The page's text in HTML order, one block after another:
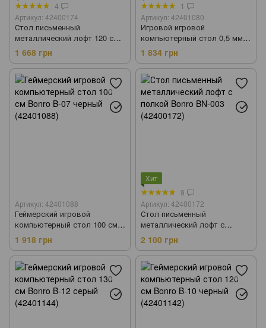
4
Артикул: 42400174
Стол письменный
металлический лофт 120 см
Bonro BN-001 (42400174)
1 668 грн
1
Артикул: 42401080
Игровой игровой
компьютерный стол 0,5 мм
Bonro 276 белый (42401080)
1 834 грн
Артикул: 42401088
Геймерский игровой
компьютерный стол 100 см
Bonro B-07 черный (42401088)
1 918 грн
Хит
9
Артикул: 42400172
Стол письменный
металлический лофт с
полкой Bonro BN-003
(42400172)
2 100 грн